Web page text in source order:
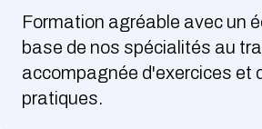
Formation agréable avec un
base de nos spécialités au
accompagnée d'exercices et
pratiques.